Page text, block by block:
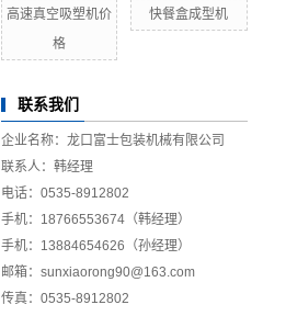
高速真空吸塑机价
格
快餐盒成型机
联系我们
企业名称：龙口富士包装机械有限公司
联系人：韩经理
电话：0535-8912802
手机：18766553674（韩经理）
手机：13884654626（孙经理）
邮箱：sunxiaorong90@163.com
传真：0535-8912802